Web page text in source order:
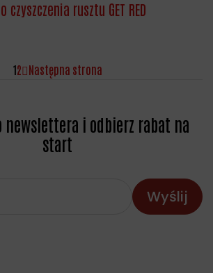
rusztu GET RED
12 Następna strona
newslettera i odbierz rabat na
start